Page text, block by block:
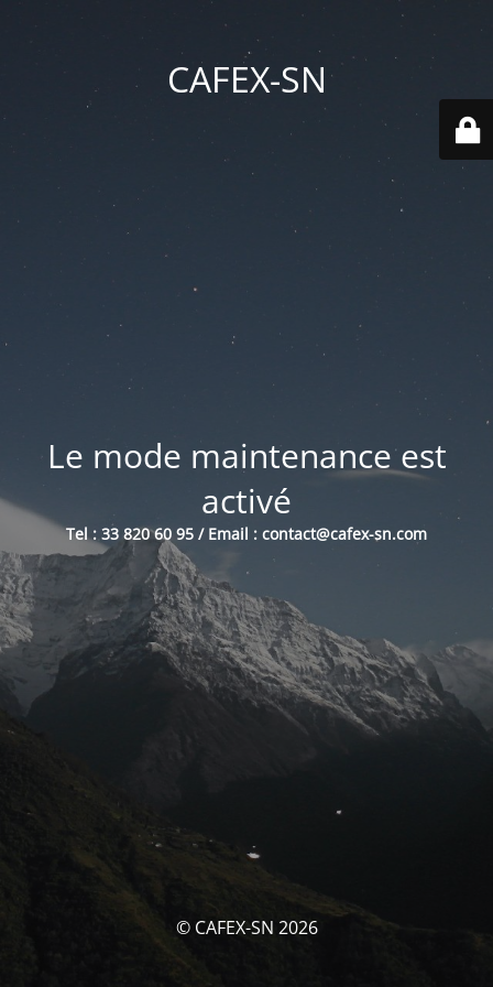
CAFEX-SN
Le mode maintenance est
activé
Tel : 33 820 60 95 / Email : contact@cafex-sn.com
© CAFEX-SN 2026